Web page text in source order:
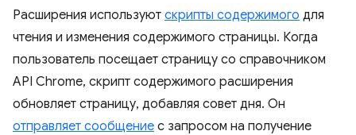
Расширения используют скрипты содержимого для
чтения и изменения содержимого страницы. Когда
пользователь посещает страницу со справочником
API Chrome, скрипт содержимого расширения
обновляет страницу, добавляя совет дня. Он
отправляет сообщение с запросом на получение